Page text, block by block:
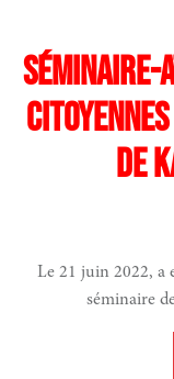
Séminaire-
de
Le 21 juin 2022, a
séminaire